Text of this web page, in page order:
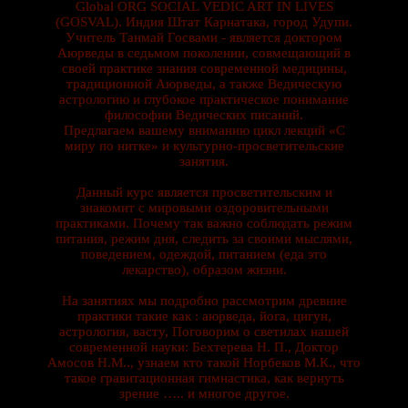
Global ORG SOCIAL VEDIC ART IN LIVES
(GOSVAL). Индия Штат Карнатака, город Удупи.
Учитель Танмай Госвами - является доктором
Аюрведы в седьмом поколении, совмещающий в
своей практике знания современной медицины,
традиционной Аюрведы, а также Ведическую
астрологию и глубокое практическое понимание
философии Ведических писаний.
Предлагаем вашему вниманию цикл лекций «С
миру по нитке» и культурно-просветительские
занятия.
Данный курс является просветительским и
знакомит с мировыми оздоровительными
практиками. Почему так важно соблюдать режим
питания, режим дня, следить за своими мыслями,
поведением, одеждой, питанием (еда это
лекарство), образом жизни.
На занятиях мы подробно рассмотрим древние
практики такие как : аюрведа, йога, цигун,
астрология, васту, Поговорим о светилах нашей
современной науки: Бехтерева Н. П., Доктор
Амосов Н.М.., узнаем кто такой Норбеков М.К., что
такое гравитационная гимнастика, как вернуть
зрение ….. и многое другое.